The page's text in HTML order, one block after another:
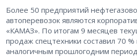
Более 50 предприятий
автоперевозок являются
«КАМАЗ». По итогам 9 месяцев
продаж спецтехники составил 70 %
аналогичным прошлогодним